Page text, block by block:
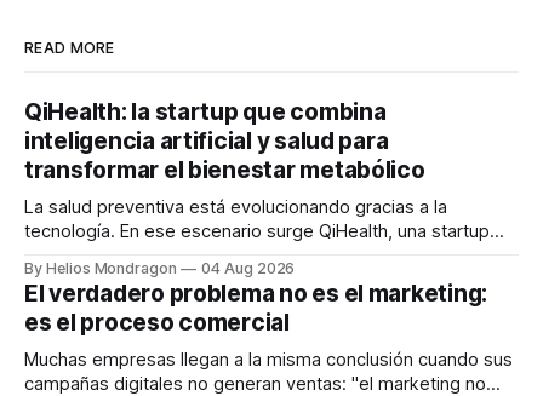
READ MORE
QiHealth: la startup que combina
inteligencia artificial y salud para
transformar el bienestar metabólico
La salud preventiva está evolucionando gracias a la
tecnología. En ese escenario surge QiHealth, una startup
dispositivos inteligentes, inteligencia artificial y monitoreo
en tiempo real para ayudar a las personas a tomar mejores
decisiones sobre su salud metabólica. Su propuesta busca
responder
By Helios Mondragon 04 Aug 2026
El verdadero problema no es el marketing:
es el proceso comercial
Muchas empresas llegan a la misma conclusión cuando sus
campañas digitales no generan ventas: "el marketing no